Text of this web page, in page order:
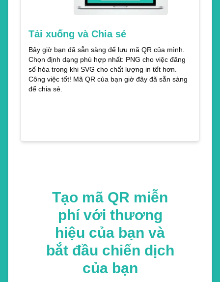
Tải xuống và Chia sẻ
Bây giờ bạn đã sẵn sàng để lưu mã QR của mình.
Chọn định dạng phù hợp nhất: PNG cho việc đăng
số hóa trong khi SVG cho chất lượng in tốt hơn.
Công việc tốt! Mã QR của bạn giờ đây đã sẵn sàng
để chia sẻ.
Tạo mã QR miễn
phí với thương
hiệu của bạn và
bắt đầu chiến dịch
của bạn